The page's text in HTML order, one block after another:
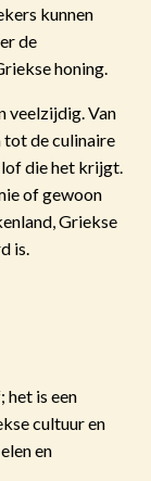
kunnen
de
honing.
veelzijdig. Van
tot de culinaire
die het krijgt.
of gewoon
Griekse
is.
het is een
cultuur en
en